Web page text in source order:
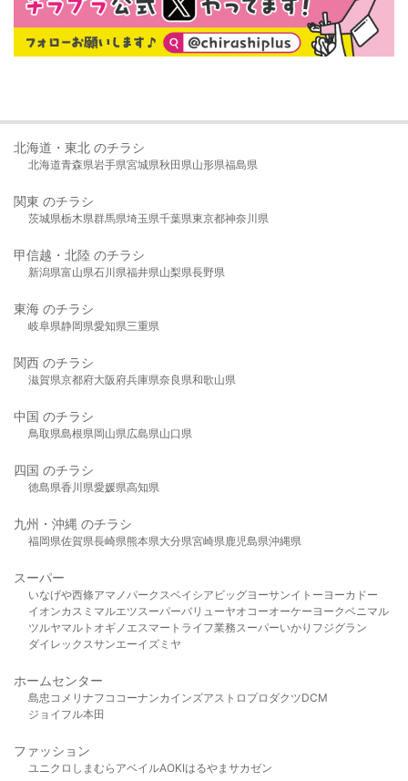
北海道・東北 のチラシ
北海道青森県岩手県宮城県秋田県山形県福島県
関東 のチラシ
茨城県栃木県群馬県埼玉県千葉県東京都神奈川県
甲信越・北陸 のチラシ
新潟県富山県石川県福井県山梨県長野県
東海 のチラシ
岐阜県静岡県愛知県三重県
関西 のチラシ
滋賀県京都府大阪府兵庫県奈良県和歌山県
中国 のチラシ
鳥取県島根県岡山県広島県山口県
四国 のチラシ
徳島県香川県愛媛県高知県
九州・沖縄 のチラシ
福岡県佐賀県長崎県熊本県大分県宮崎県鹿児島県沖縄県
スーパー
いなげや西條アマノパークスベイシア ビッグヨーサンイトーヨーカドー
イオンカスミ マルエツスーパーバリューヤオコーオーケー ヨークベニマル
ツルヤマルト オギノ エスマート ライフ業務スーパーいかり フジグラン
ダイレックスサンエーイズミヤ
ホームセンター
島忠 コメリ ナフコ コーナンカインズアストロプロダクツDCM
ジョイフル本田
ファッション
ユニクロ しまむら アベイルAOKIはるやま サカゼン